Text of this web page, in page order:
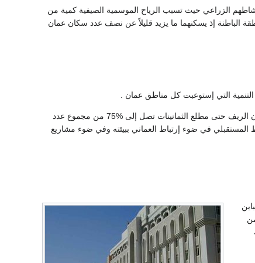
الزراعي حيث تسبب الرياح الموسمية ‏الصيفية كمية من
ومنطقة الباطنة إذ يسكنهما ما يزيد ‏قليلاً عن نصف عدد سكان عمان
التي إستوعبت كل مناطق عمان .‏
ويتميز العمانيون بأنهم من أكثر الشعوب إرتباطاً ببيئتهم وخصوصاً أهل ‏الريف والبادية لذا كانت نسبة سكان الريف حتى مطلع الثمانينات تصل إلى ‏‏75% من مجموع عدد
المستقبلي في ضوء ‏إرتباط العماني ببيئته وفي ضوء مشاريع